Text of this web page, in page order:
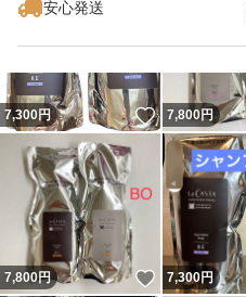
安心発送
7,300円 いいね！
7,800円
7,800円 いいね！
7,300円